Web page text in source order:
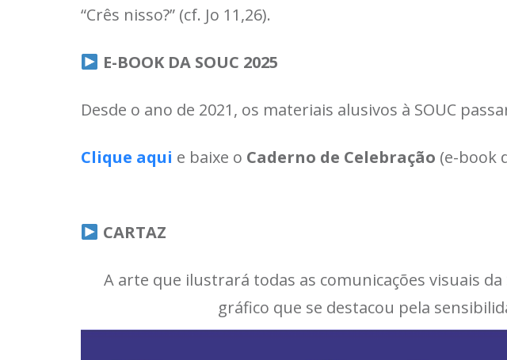
“Crês nisso?” (cf. Jo 11,26).
E-BOOK DA SOUC 2025
Desde o ano de 2021, os materiais alusivos à SOUC
Clique aqui e baixe o Caderno de Celebração (e-book
CARTAZ
A arte que ilustrará todas as comunicações visuais
gráfico que se destacou pela